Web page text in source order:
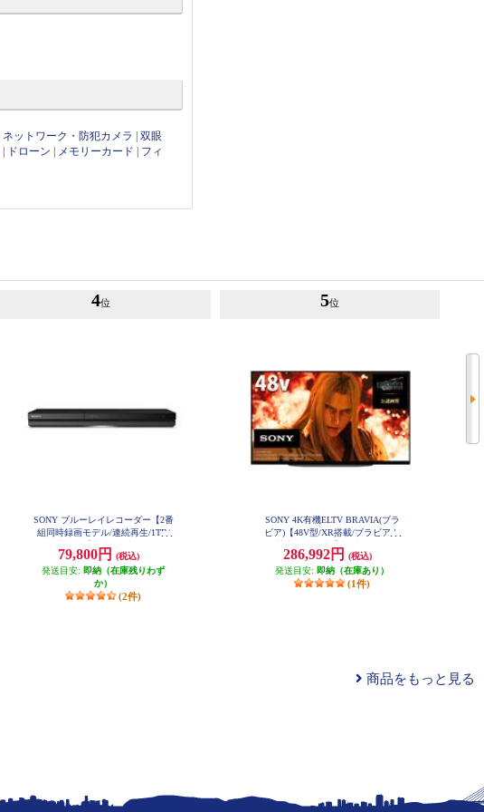
ネットワーク・防犯カメラ |双眼
ドローン メモリーカード
フィ
4位
SONY ブルーレイレコーダー【2番
組同時録画モデル/連続再生/1TB/
79,800円
(税込)
発送目安: 即納（在庫残りわず
か）
(2件)
5位
SONY 4K有機ELTV BRAVIA(ブラ
ビア)【48V型/XR搭載/ブラビアカ
286,992円
(税込)
発送目安: 即納（在庫あり）
(1件)
商品をもっと見る